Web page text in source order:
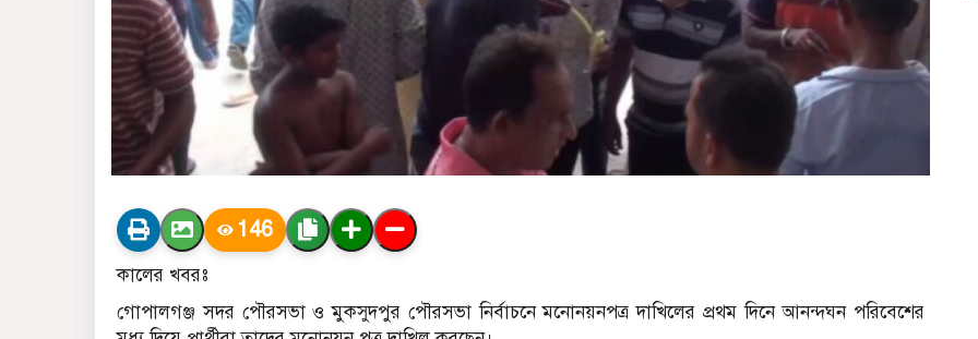
146
কালের খবরঃ
গোপালগঞ্জ সদর পৌরসভা ও মুকসুদপুর পৌরসভা নির্বাচনে মনোনয়নপত্র দাখিলের প্রথম দিনে আনন্দঘন পরিবেশের